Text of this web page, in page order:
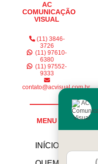
AC
COMUNICAÇÃO
VISUAL
(11) 3846-
3726
(11) 97610-
6380
(11) 97552-
9333
contato@acvisual.com.br
MENU
INÍCIO